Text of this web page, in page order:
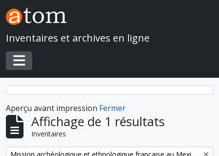
Skip to main content
Inventaires et archives en ligne
Toggle navigation
Aperçu avant impression Fermer
Affichage de 1 résultats
Inventaires
Remove filter: